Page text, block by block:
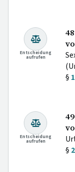
Entscheidung
aufrufen
§
Entscheidung
aufrufen
§